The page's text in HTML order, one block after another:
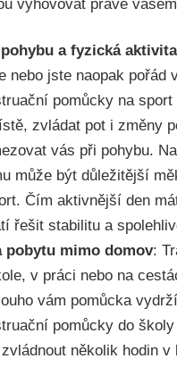
vyhovovat právě
pohybu a fyzická aktivita
nebo jste naopak pořád
pomůcky na
zvládat pot i změny
vás při pohybu.
může být důležitější
Čím aktivnější den
řešit stabilitu a
pobytu mimo domov:
v práci nebo na
vám pomůcka
pomůcky do
několik hodin v